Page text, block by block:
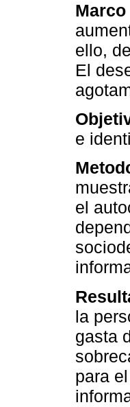
ello,
El
e
el
la
gasta
para